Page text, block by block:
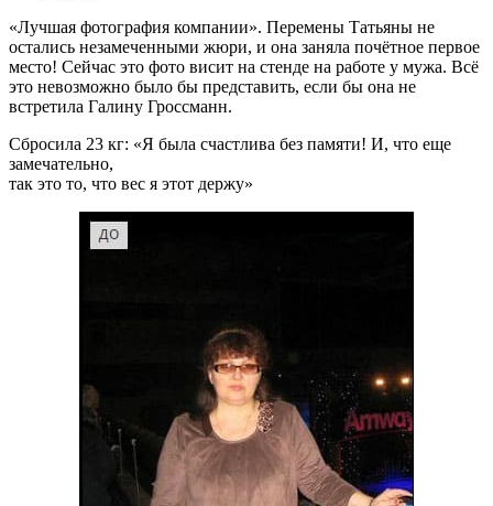
«Лучшая фотография компании». Перемены Татьяны не
остались незамеченными жюри, и она заняла почётное первое
место! Сейчас это фото висит на стенде на работе у мужа. Всё
это невозможно было бы представить, если бы она не
встретила Галину Гроссманн.
Сбросила 23 кг: «Я была счастлива без памяти! И, что еще
замечательно,
так это то, что вес я этот держу»